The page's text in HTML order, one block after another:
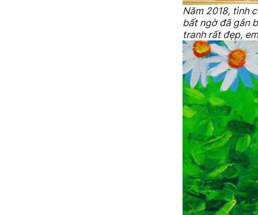
Năm 2018, tình
bất ngờ đã gắn
tranh rất đẹp,